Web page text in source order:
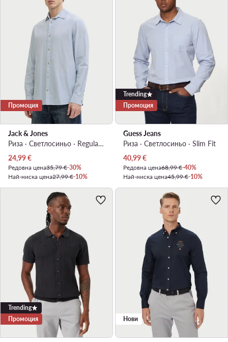
Промоция
Jack & Jones
Риза · Светлосиньо · Regular Fit
Актуална цена
24,99€
Редовна цена35,79 €-30%
Най-ниска цена27,99 €-10%
Trending
Промоция
Guess Jeans
Риза · Светлосиньо · Slim Fit
Актуална цена
40,99€
Редовна цена68,99 €-40%
Най-ниска цена45,99 €-10%
Trending
Промоция
Нови